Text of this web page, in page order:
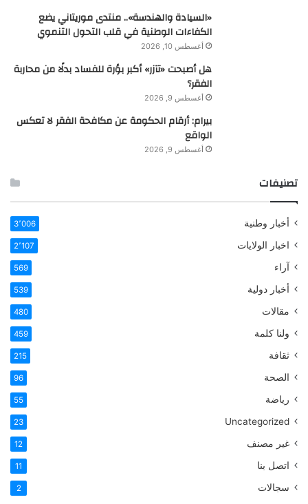
«السيادة والهندسة».. منتدى موريتاني يضع
الكفاءات الوطنية في قلب التحول التنموي
أغسطس 10, 2026
هل أصبحت «تآزر» أكبر بؤرة للفساد بدلًا من محاربة
الفقر؟
أغسطس 9, 2026
بيرام: أرقام الحكومة عن مكافحة الفقر لا تعكس
الواقع
أغسطس 9, 2026
تصنيفات
أخبار وطنية 3٬006
اخبار الولايات 2٬107
آراء 569
أخبار دولية 539
مقالات 480
ولنا كلمة 459
ثقافة 215
الصحة 96
رياضة 55
Uncategorized
23
غير مصنف 12
اتصل بنا 11
سجالات 2